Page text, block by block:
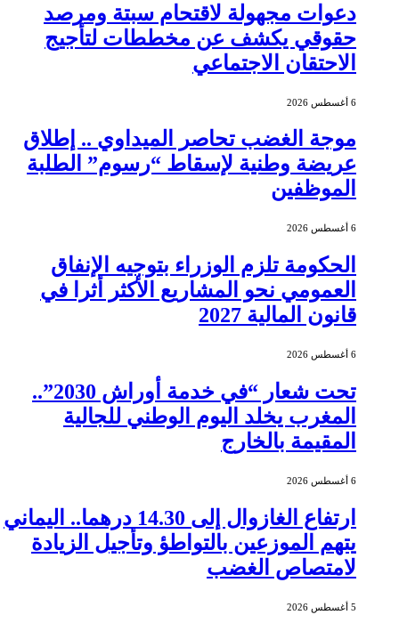
دعوات مجهولة لاقتحام سبتة ومرصد
حقوقي يكشف عن مخططات لتأجيج
الاحتقان الاجتماعي
موجة الغضب تحاصر الميداوي .. إطلاق
عريضة وطنية لإسقاط “رسوم” الطلبة
الموظفين
الحكومة تلزم الوزراء بتوجيه الإنفاق
العمومي نحو المشاريع الأكثر أثرا في
قانون المالية 2027
تحت شعار “في خدمة أوراش 2030”..
المغرب يخلد اليوم الوطني للجالية
المقيمة بالخارج
ارتفاع الغازوال إلى 14.30 درهما.. اليماني
يتهم الموزعين بالتواطؤ وتأجيل الزيادة
لامتصاص الغضب